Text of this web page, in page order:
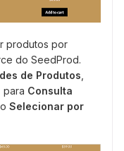
produtos por
do SeedProd.
de Produtos
para Consulta
Selecionar por